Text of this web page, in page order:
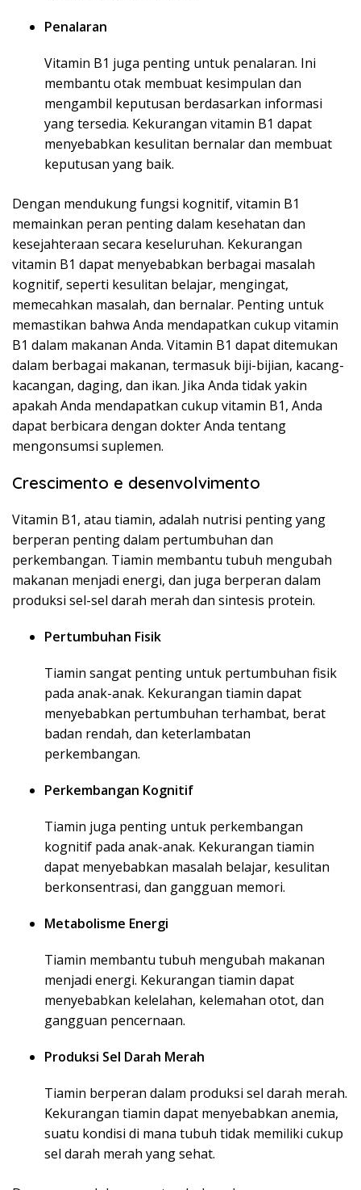
Penalaran
Vitamin B1 juga penting untuk penalaran. Ini
membantu otak membuat kesimpulan dan
mengambil keputusan berdasarkan informasi
yang tersedia. Kekurangan vitamin B1 dapat
menyebabkan kesulitan bernalar dan membuat
keputusan yang baik.
Dengan mendukung fungsi kognitif, vitamin B1
memainkan peran penting dalam kesehatan dan
kesejahteraan secara keseluruhan. Kekurangan
vitamin B1 dapat menyebabkan berbagai masalah
kognitif, seperti kesulitan belajar, mengingat,
memecahkan masalah, dan bernalar. Penting untuk
memastikan bahwa Anda mendapatkan cukup vitamin
B1 dalam makanan Anda. Vitamin B1 dapat ditemukan
dalam berbagai makanan, termasuk biji-bijian, kacang-
kacangan, daging, dan ikan. Jika Anda tidak yakin
apakah Anda mendapatkan cukup vitamin B1, Anda
dapat berbicara dengan dokter Anda tentang
mengonsumsi suplemen.
Crescimento e desenvolvimento
Vitamin B1, atau tiamin, adalah nutrisi penting yang
berperan penting dalam pertumbuhan dan
perkembangan. Tiamin membantu tubuh mengubah
makanan menjadi energi, dan juga berperan dalam
produksi sel-sel darah merah dan sintesis protein.
Pertumbuhan Fisik
Tiamin sangat penting untuk pertumbuhan fisik
pada anak-anak. Kekurangan tiamin dapat
menyebabkan pertumbuhan terhambat, berat
badan rendah, dan keterlambatan
perkembangan.
Perkembangan Kognitif
Tiamin juga penting untuk perkembangan
kognitif pada anak-anak. Kekurangan tiamin
dapat menyebabkan masalah belajar, kesulitan
berkonsentrasi, dan gangguan memori.
Metabolisme Energi
Tiamin membantu tubuh mengubah makanan
menjadi energi. Kekurangan tiamin dapat
menyebabkan kelelahan, kelemahan otot, dan
gangguan pencernaan.
Produksi Sel Darah Merah
Tiamin berperan dalam produksi sel darah merah.
Kekurangan tiamin dapat menyebabkan anemia,
suatu kondisi di mana tubuh tidak memiliki cukup
sel darah merah yang sehat.